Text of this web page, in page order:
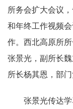
所务会扩大会议
和年终工作视频
作。西北高原所
张景光，副所长
所长杨其恩，部
张景光传达学